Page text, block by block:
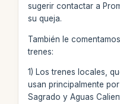
sugerir contactar a
su queja.
También le
trenes:
1) Los trenes locales,
usan principalmente
Sagrado y Aguas